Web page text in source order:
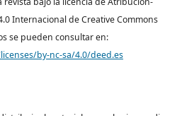
Internacional de Creative Commons
se pueden consultar en:
by-nc-sa/4.0/deed.es